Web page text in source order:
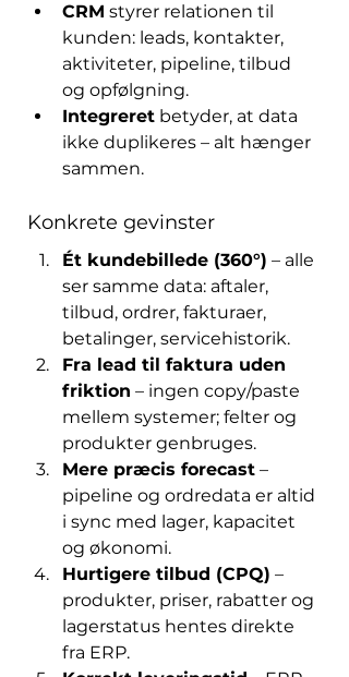
CRM styrer relationen til
kunden: leads, kontakter,
aktiviteter, pipeline, tilbud
og opfølgning.
Integreret betyder, at data
ikke duplikeres – alt hænger
sammen.
Konkrete gevinster
Ét kundebillede (360°) – alle
ser samme data: aftaler,
tilbud, ordrer, fakturaer,
betalinger, servicehistorik.
Fra lead til faktura uden
friktion – ingen copy/paste
mellem systemer; felter og
produkter genbruges.
Mere præcis forecast –
pipeline og ordredata er altid
i sync med lager, kapacitet
og økonomi.
Hurtigere tilbud (CPQ) –
produkter, priser, rabatter og
lagerstatus hentes direkte
fra ERP.